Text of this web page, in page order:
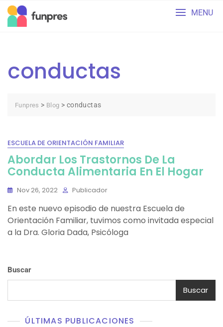
Skip
content
MENU
conductas
Funpres > Blog > conductas
ESCUELA DE ORIENTACIÓN FAMILIAR
Abordar Los Trastornos De La
Conducta Alimentaria En El Hogar
Nov 26, 2022 Publicador
En este nuevo episodio de nuestra Escuela de
Orientación Familiar, tuvimos como invitada especial
a la Dra. Gloria Dada, Psicóloga
Buscar
Buscar
ÚLTIMAS PUBLICACIONES